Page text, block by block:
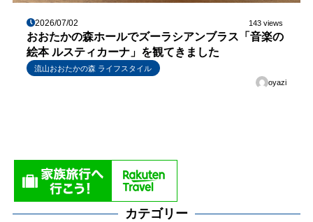
2026/07/02 143 views
おおたかの森ホールでズーラシアンブラス「音楽の
絵本 ルスティカーナ」を観てきました
流山おおたかの森 ライフスタイル
oyazi
カテゴリー